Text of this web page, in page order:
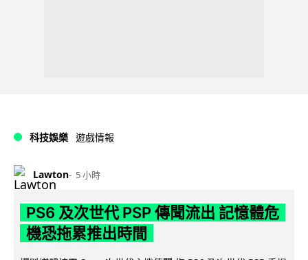
科技娛樂 遊戲情報
Lawton 5 小時
PS6 及次世代 PSP 傳聞流出 記憶體危
機恐拖累推出時間